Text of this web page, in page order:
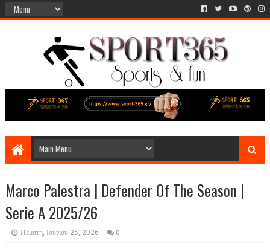
Marco Palestra | Defender Of The Season |
Serie A 2025/26
Πέμπτη, Ιουνίου 25, 2026 0